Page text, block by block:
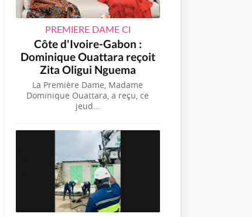
PREMIERE DAME CI
Côte d'Ivoire-Gabon :
Dominique Ouattara reçoit
Zita Oligui Nguema
La Première Dame, Madame
Dominique Ouattara, a reçu, ce
jeud...